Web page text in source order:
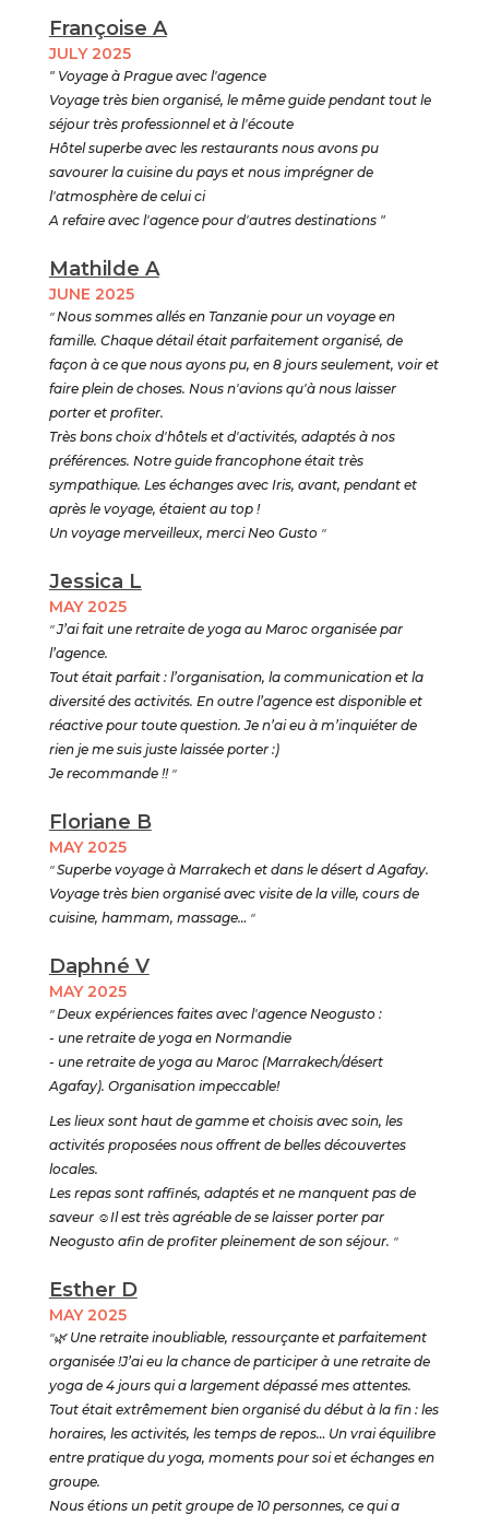
Françoise A
JULY 2025
" Voyage à Prague avec l'agence
Voyage très bien organisé, le même guide pendant tout le
séjour très professionnel et à l'écoute
Hôtel superbe avec les restaurants nous avons pu
savourer la cuisine du pays et nous imprégner de
l'atmosphère de celui ci
A refaire avec l'agence pour d'autres destinations "
Mathilde A
JUNE 2025
"Nous sommes allés en Tanzanie pour un voyage en
famille. Chaque détail était parfaitement organisé, de
façon à ce que nous ayons pu, en 8 jours seulement, voir et
faire plein de choses. Nous n'avions qu'à nous laisser
porter et profiter.
Très bons choix d'hôtels et d'activités, adaptés à nos
préférences. Notre guide francophone était très
sympathique. Les échanges avec Iris, avant, pendant et
après le voyage, étaient au top !
Un voyage merveilleux, merci Neo Gusto "
Jessica L
MAY 2025
"J’ai fait une retraite de yoga au Maroc organisée par
l’agence.
Tout était parfait : l’organisation, la communication et la
diversité des activités. En outre l’agence est disponible et
réactive pour toute question. Je n’ai eu à m’inquiéter de
rien je me suis juste laissée porter :)
Je recommande !!"
Floriane B
MAY 2025
"Superbe voyage à Marrakech et dans le désert d Agafay.
Voyage très bien organisé avec visite de la ville, cours de
cuisine, hammam, massage…"
Daphné V
MAY 2025
"Deux expériences faites avec l'agence Neogusto :
- une retraite de yoga en Normandie
- une retraite de yoga au Maroc (Marrakech/désert
Agafay). Organisation impeccable!
Les lieux sont haut de gamme et choisis avec soin, les
activités proposées nous offrent de belles découvertes
locales.
Les repas sont raffinés, adaptés et ne manquent pas de
saveur ☺️Il est très agréable de se laisser porter par
Neogusto afin de profiter pleinement de son séjour. "
Esther D
MAY 2025
"🌿Une retraite inoubliable, ressourçante et parfaitement
organisée !J’ai eu la chance de participer à une retraite de
yoga de 4 jours qui a largement dépassé mes attentes.
Tout était extrêmement bien organisé du début à la fin : les
horaires, les activités, les temps de repos… Un vrai équilibre
entre pratique du yoga, moments pour soi et échanges en
groupe.
Nous étions un petit groupe de 10 personnes, ce qui a